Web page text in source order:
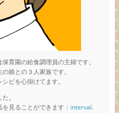
育園の給食調理員の主婦です。
娘との３人家族です。
ピを心掛けてます。
。
見ることができます： interval.